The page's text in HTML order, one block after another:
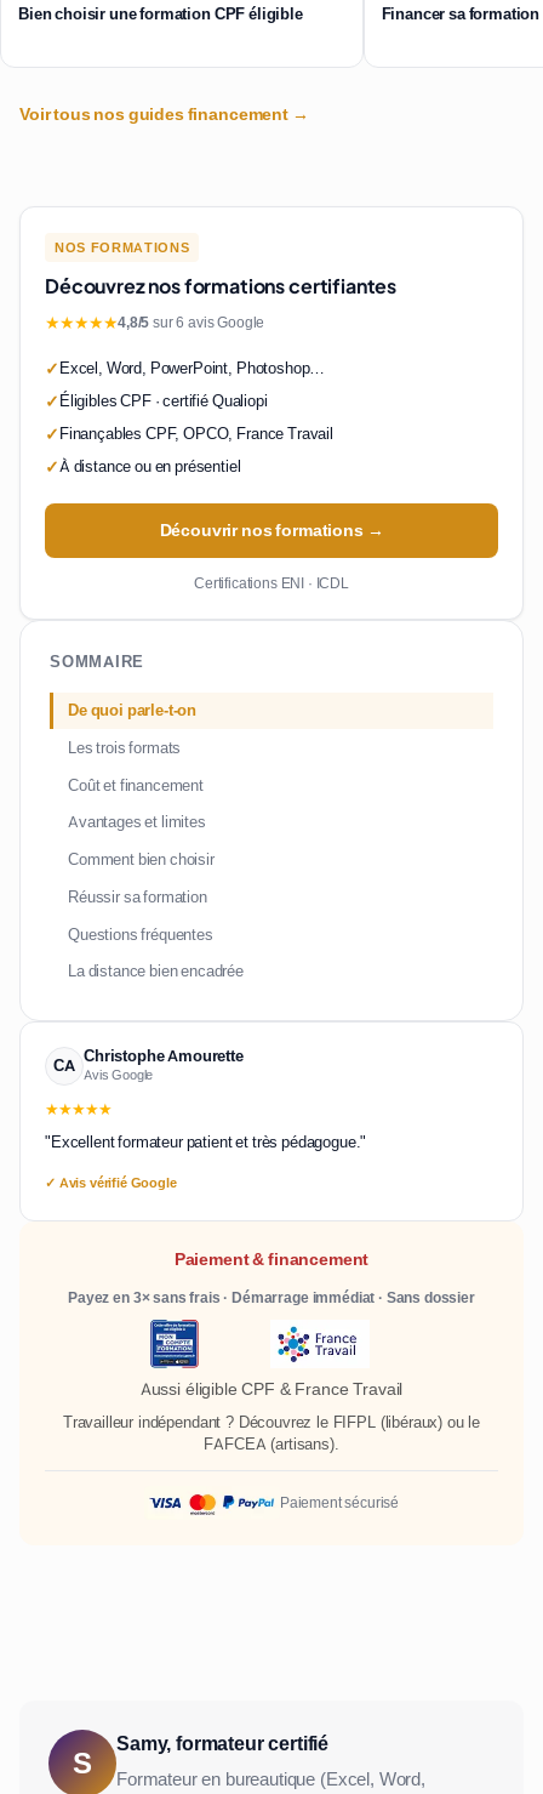
Bien choisir une formation CPF éligible Financer sa formation
Voir tous nos guides financement →
NOS FORMATIONS
Découvrez nos formations certifiantes
★★★★★4,8/5sur 6 avis Google
Excel, Word, PowerPoint, Photoshop…
Éligibles CPF · certifié Qualiopi
Finançables CPF, OPCO, France Travail
À distance ou en présentiel
Découvrir nos formations →
Certifications ENI · ICDL
SOMMAIRE
De quoi parle-t-on
Les trois formats
Coût et financement
Avantages et limites
Comment bien choisir
Réussir sa formation
Questions fréquentes
La distance bien encadrée
CA Christophe Amourette
Avis Google
★★★★★
"Excellent formateur patient et très pédagogue."
✓ Avis vérifié Google
Paiement & financement
Payez en 3× sans frais · Démarrage immédiat · Sans dossier
Aussi éligible CPF & France Travail
Travailleur indépendant ? Découvrez le FIFPL(libéraux) ou le
FAFCEA (artisans).
Paiement sécurisé
S
Samy, formateur certifié
Formateur en bureautique (Excel, Word,